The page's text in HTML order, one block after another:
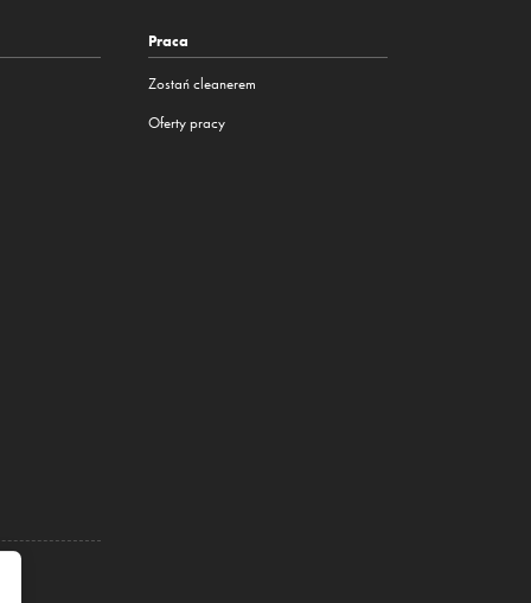
Praca
Zostań cleanerem
Oferty pracy